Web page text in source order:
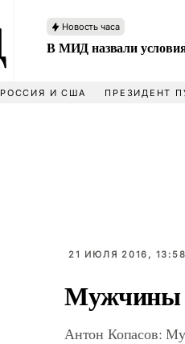
Новость часа
В МИД назвали
РОССИЯ И США ПРЕЗИДЕНТ
21 ИЮЛЯ 2016,
Мужчины
Антон Копасов: